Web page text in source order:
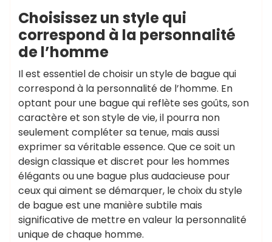
Choisissez un style qui
correspond à la personnalité
de l’homme
Il est essentiel de choisir un style de bague qui
correspond à la personnalité de l’homme. En
optant pour une bague qui reflète ses goûts, son
caractère et son style de vie, il pourra non
seulement compléter sa tenue, mais aussi
exprimer sa véritable essence. Que ce soit un
design classique et discret pour les hommes
élégants ou une bague plus audacieuse pour
ceux qui aiment se démarquer, le choix du style
de bague est une manière subtile mais
significative de mettre en valeur la personnalité
unique de chaque homme.